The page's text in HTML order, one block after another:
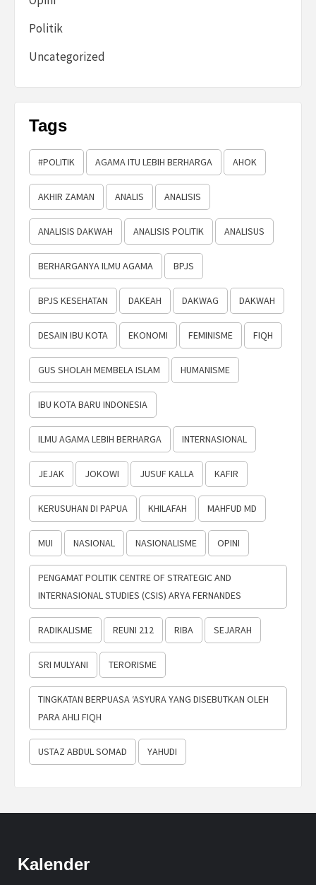
Politik
Uncategorized
Tags
#POLITIK AGAMA ITU LEBIH BERHARGA AHOK
AKHIR ZAMAN ANALIS ANALISIS
ANALISIS DAKWAH ANALISIS POLITIK ANALISUS
BERHARGANYA ILMU AGAMA BPJS
BPJS KESEHATAN DAKEAH DAKWAG DAKWAH
DESAIN IBU KOTA EKONOMI FEMINISME FIQH
GUS SHOLAH MEMBELA ISLAM HUMANISME
IBU KOTA BARU INDONESIA
ILMU AGAMA LEBIH BERHARGA INTERNASIONAL
JEJAK JOKOWI JUSUF KALLA KAFIR
KERUSUHAN DI PAPUA KHILAFAH MAHFUD MD
MUI NASIONAL NASIONALISME OPINI
PENGAMAT POLITIK CENTRE OF STRATEGIC AND
INTERNASIONAL STUDIES (CSIS) ARYA FERNANDES
RADIKALISME REUNI 212 RIBA SEJARAH
SRI MULYANI TERORISME
TINGKATAN BERPUASA ‘ASYURA YANG DISEBUTKAN OLEH
PARA AHLI FIQH
USTAZ ABDUL SOMAD YAHUDI
Kalender